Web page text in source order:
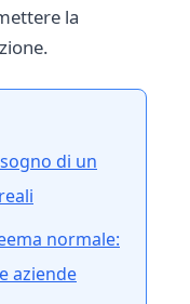
la
di un
normale:
aziende